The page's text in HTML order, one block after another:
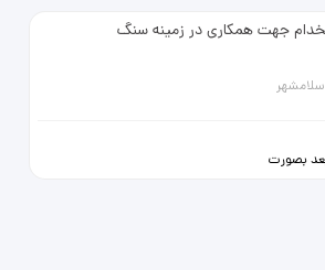
جهت همکاری در زمینه سنگ
بصورت